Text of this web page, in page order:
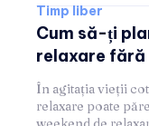
Timp liber
Cum să-ți
relaxare fără
În agitația vieții
relaxare poate